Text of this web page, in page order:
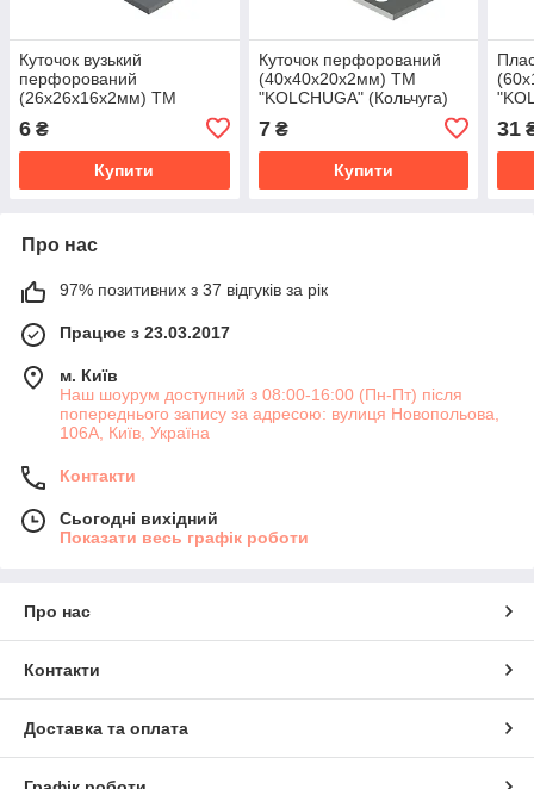
Куточок вузький
перфорований
(26х26х16х2мм) ТМ
"KOLCHUGA" (Кольчуга)
(40312072)
6 ₴
Купити
Куточок перфорований
(40х40х20х2мм) ТМ
"KOLCHUGA" (Кольчуга)
7₴
Купити
31
Про нас
97% позитивних з 37 відгуків за рік
Працює з 23.03.2017
м. Київ
Наш шоурум доступний з 08:00-16:00 (Пн-Пт) після
попереднього запису за адресою: вулиця Новопольова,
106А, Київ, Україна
Контакти
Сьогодні вихідний
Показати весь графік роботи
Про нас
Контакти
Доставка та оплата